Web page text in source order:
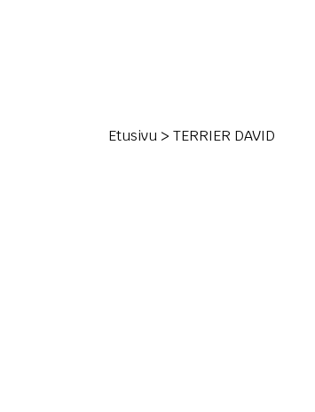
Etusivu > TERRIER DAVID